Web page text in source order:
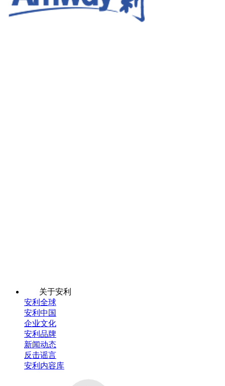
关于安利
安利全球
安利中国
企业文化
安利品牌
新闻动态
反击谣言
安利内容库